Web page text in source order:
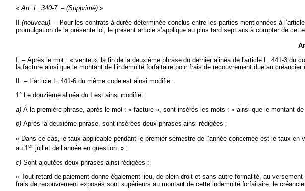
«Art. L. 340-7. – (Supprimé) »
II (nouveau). – Pour les contrats à durée déterminée conclus entre les parties mentionnées à
promulgation de la présente loi, le présent article s’applique au plus tard sept ans à compter de cette
I. – Après le mot : « vente », la fin de la deuxième phrase du dernier alinéa de l’article L. 441-3
la facture ainsi que le montant de l’indemnité forfaitaire pour frais de recouvrement due au
II. – L’article L. 441-6 du même code est ainsi modifié :
1° Le douzième alinéa du I est ainsi modifié :
a)À la première phrase, après le mot : « facture », sont insérés les mots : « ainsi que le montant
b)Après la deuxième phrase, sont insérées deux phrases ainsi rédigées :
« Dans ce cas, le taux applicable pendant le premier semestre de l’année concernée est le taux en
au 1er juillet de l’année en question. » ;
c)Sont ajoutées deux phrases ainsi rédigées :
« Tout retard de paiement donne également lieu, de plein droit et sans autre formalité, au
frais de recouvrement exposés sont supérieurs au montant de cette indemnité forfaitaire, le